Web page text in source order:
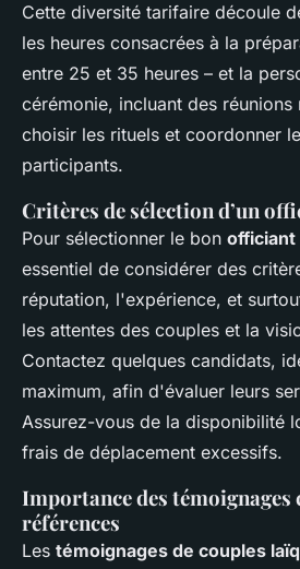
Cette diversité tarifaire découle
les heures consacrées à la
entre 25 et 35 heures – et la
cérémonie, incluant des
choisir les rituels et coordonner
participants.
Critères de sélection d’un
Pour sélectionner le bon officiant
essentiel de considérer des
réputation, l'expérience, et
les attentes des couples et la
Contactez quelques candidats,
maximum, afin d'évaluer leurs
Assurez-vous de la disponibilité
frais de déplacement excessifs.
Importance des témoignages
références
Les témoignages de couples